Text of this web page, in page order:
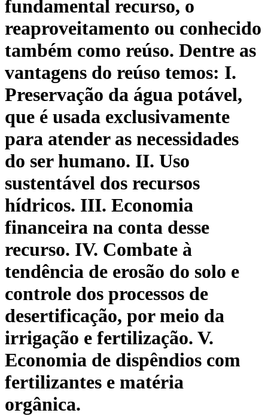
fundamental recurso, o
reaproveitamento ou conhecido
também como reúso. Dentre as
vantagens do reúso temos: I.
Preservação da água potável,
que é usada exclusivamente
para atender as necessidades
do ser humano. II. Uso
sustentável dos recursos
hídricos. III. Economia
financeira na conta desse
recurso. IV. Combate à
tendência de erosão do solo e
controle dos processos de
desertificação, por meio da
irrigação e fertilização. V.
Economia de dispêndios com
fertilizantes e matéria
orgânica.